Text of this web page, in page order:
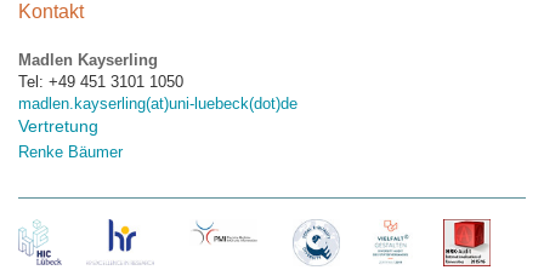
Kontakt
Madlen Kayserling
Tel: +49 451 3101 1050
madlen.kayserling(at)uni-luebeck(dot)de
Vertretung
Renke Bäumer